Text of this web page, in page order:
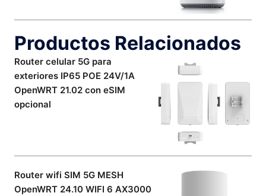
Productos Relacionados
Router celular 5G para
exteriores IP65 POE 24V/1A
OpenWRT 21.02 con eSIM
opcional
Router wifi SIM 5G MESH
OpenWRT 24.10 WIFI 6 AX3000